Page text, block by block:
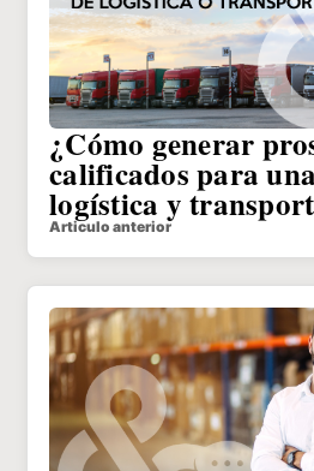
¿Cómo generar
calificados para
logística y
Articulo anterior